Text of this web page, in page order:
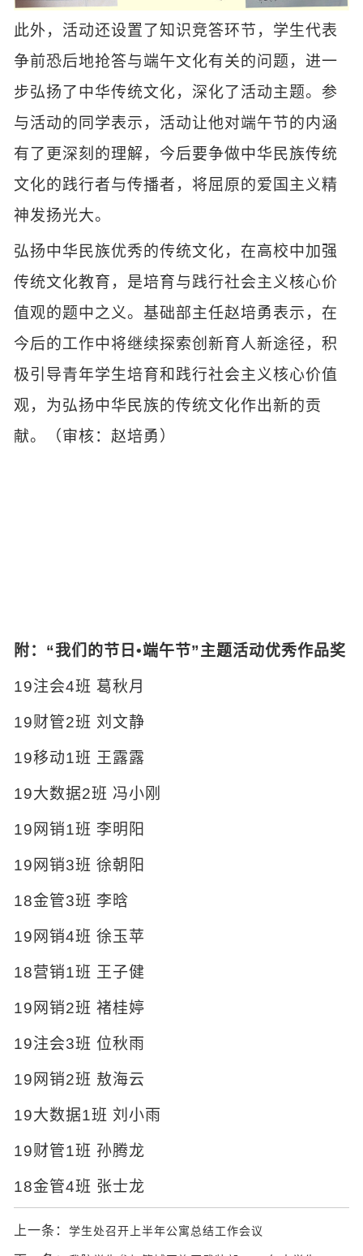
此外，活动还设置了知识竞答环节，学生代表
争前恐后地抢答与端午文化有关的问题，进一
步弘扬了中华传统文化，深化了活动主题。参
与活动的同学表示，活动让他对端午节的内涵
有了更深刻的理解，今后要争做中华民族传统
文化的践行者与传播者，将屈原的爱国主义精
神发扬光大。
弘扬中华民族优秀的传统文化，在高校中加强
传统文化教育，是培育与践行社会主义核心价
值观的题中之义。基础部主任赵培勇表示，在
今后的工作中将继续探索创新育人新途径，积
极引导青年学生培育和践行社会主义核心价值
观，为弘扬中华民族的传统文化作出新的贡
献。（审核：赵培勇）
附：“我们的节日•端午节”主题活动优秀作品奖
19注会4班 葛秋月
19财管2班 刘文静
19移动1班 王露露
19大数据2班 冯小刚
19网销1班 李明阳
19网销3班 徐朝阳
18金管3班 李晗
19网销4班 徐玉苹
18营销1班 王子健
19网销2班 褚桂婷
19注会3班 位秋雨
19网销2班 敖海云
19大数据1班 刘小雨
19财管1班 孙腾龙
18金管4班 张士龙
上一条： 学生处召开上半年公寓总结工作会议